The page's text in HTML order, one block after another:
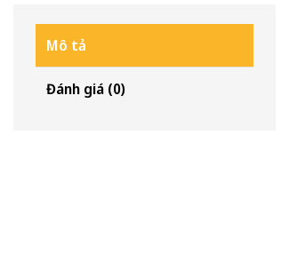
Mô tả
Đánh giá (0)